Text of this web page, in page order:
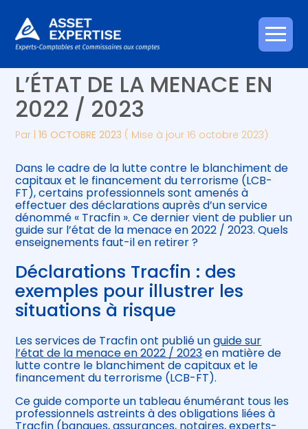
Aller
au
Créer et reprendre une activité
Gérer votre quotidien
Piloter votre entreprise
Développer votre entreprise
Construire votre patrimoine
Être prêt pour la facturation
électronique
Piloter votre gestion
Suivre votre comptabilité
Gérer vos ressources humaines
TRACFIN : UN POINT SUR
L’ÉTAT DE LA MENACE EN
2022 / 2023
Par |16 OCTOBRE 2023 ( Mise à jour 16 octobre 2023)
Dans le cadre de la lutte contre le blanchiment de
capitaux et le financement du terrorisme (LCB-
FT), certains professionnels sont amenés à
effectuer des déclarations auprès d’un service
dénommé « Tracfin ». Ce dernier vient de publier un
guide sur l’état de la menace en 2022 / 2023. Quels
enseignements faut-il en retirer ?
Déclarations Tracfin : des
exemples pour illustrer les
situations à risque
Les services de Tracfin ont publié unguide sur
l’état de la menace en 2022 / 2023en matière de
lutte contre le blanchiment de capitaux et le
financement du terrorisme (LCB-FT).
Ce guide comporte un tableau énumérant tous les
professionnels astreints à des obligations liées à